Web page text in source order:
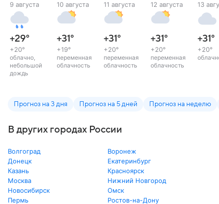
9 августа
+29°
+20°
облачно,
небольшой
дождь
10 августа
+31°
+19°
переменная
облачность
11 августа
+31°
+20°
переменная
облачность
12 августа
+31°
+20°
переменная
облачность
13
+31°
+20°
Прогноз на 3 дня Прогноз на 5 дней Прогноз на неделю
В других городах России
Волгоград
Воронеж
Донецк
Екатеринбург
Казань
Красноярск
Москва
Нижний Новгород
Новосибирск
Омск
Пермь
Ростов-на-Дону